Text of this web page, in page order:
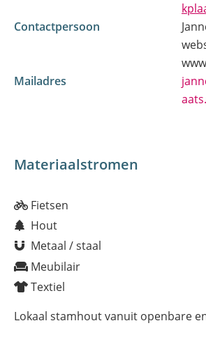
Contactpersoon
Mailadres
Materiaalstromen
Fietsen
Hout
Metaal / staal
Meubilair
Textiel
Lokaal stamhout vanuit openbare